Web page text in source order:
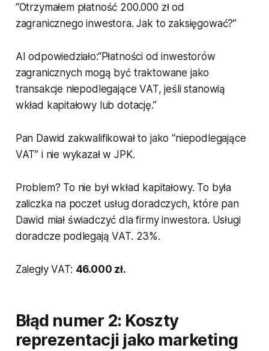
“Otrzymałem płatność 200.000 zł od
zagranicznego inwestora. Jak to zaksięgować?”
AI odpowiedziało:“Płatności od inwestorów
zagranicznych mogą być traktowane jako
transakcje niepodlegające VAT, jeśli stanowią
wkład kapitałowy lub dotację.”
Pan Dawid zakwalifikował to jako “niepodlegające
VAT” i nie wykazał w JPK.
Problem? To nie był wkład kapitałowy. To była
zaliczka na poczet usług doradczych, które pan
Dawid miał świadczyć dla firmy inwestora. Usługi
doradcze podlegają VAT. 23%.
Zaległy VAT: 46.000 zł.
Błąd numer 2: Koszty
reprezentacji jako marketing